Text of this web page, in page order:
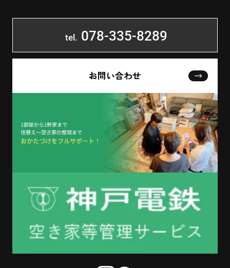
tel. 078-335-8289
お問い合わせ